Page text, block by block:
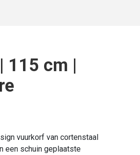
115 cm |
vuurkorf van cortenstaal
een schuin geplaatste